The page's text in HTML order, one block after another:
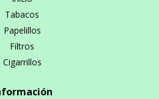
Tabacos
Papelillos
Filtros
Cigarrillos